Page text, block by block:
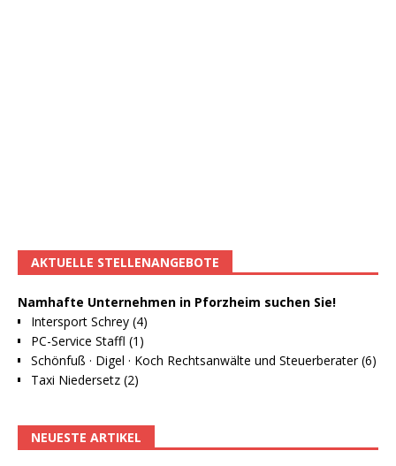
AKTUELLE STELLENANGEBOTE
Namhafte Unternehmen in Pforzheim suchen Sie!
Intersport Schrey (4)
PC-Service Staffl (1)
Schönfuß · Digel · Koch Rechtsanwälte und Steuerberater (6)
Taxi Niedersetz (2)
NEUESTE ARTIKEL